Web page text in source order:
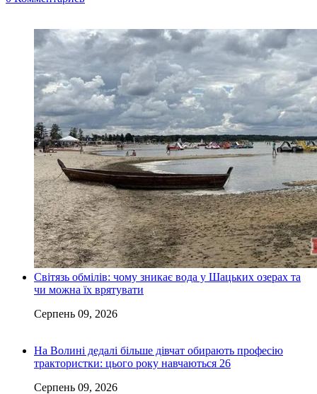
Світязь обмілів: чому зникає вода у Шацьких озерах та
чи можна їх врятувати
Серпень 09, 2026
На Волині дедалі більше дівчат обирають професію
трактористки: цього року навчаються 26
Серпень 09, 2026